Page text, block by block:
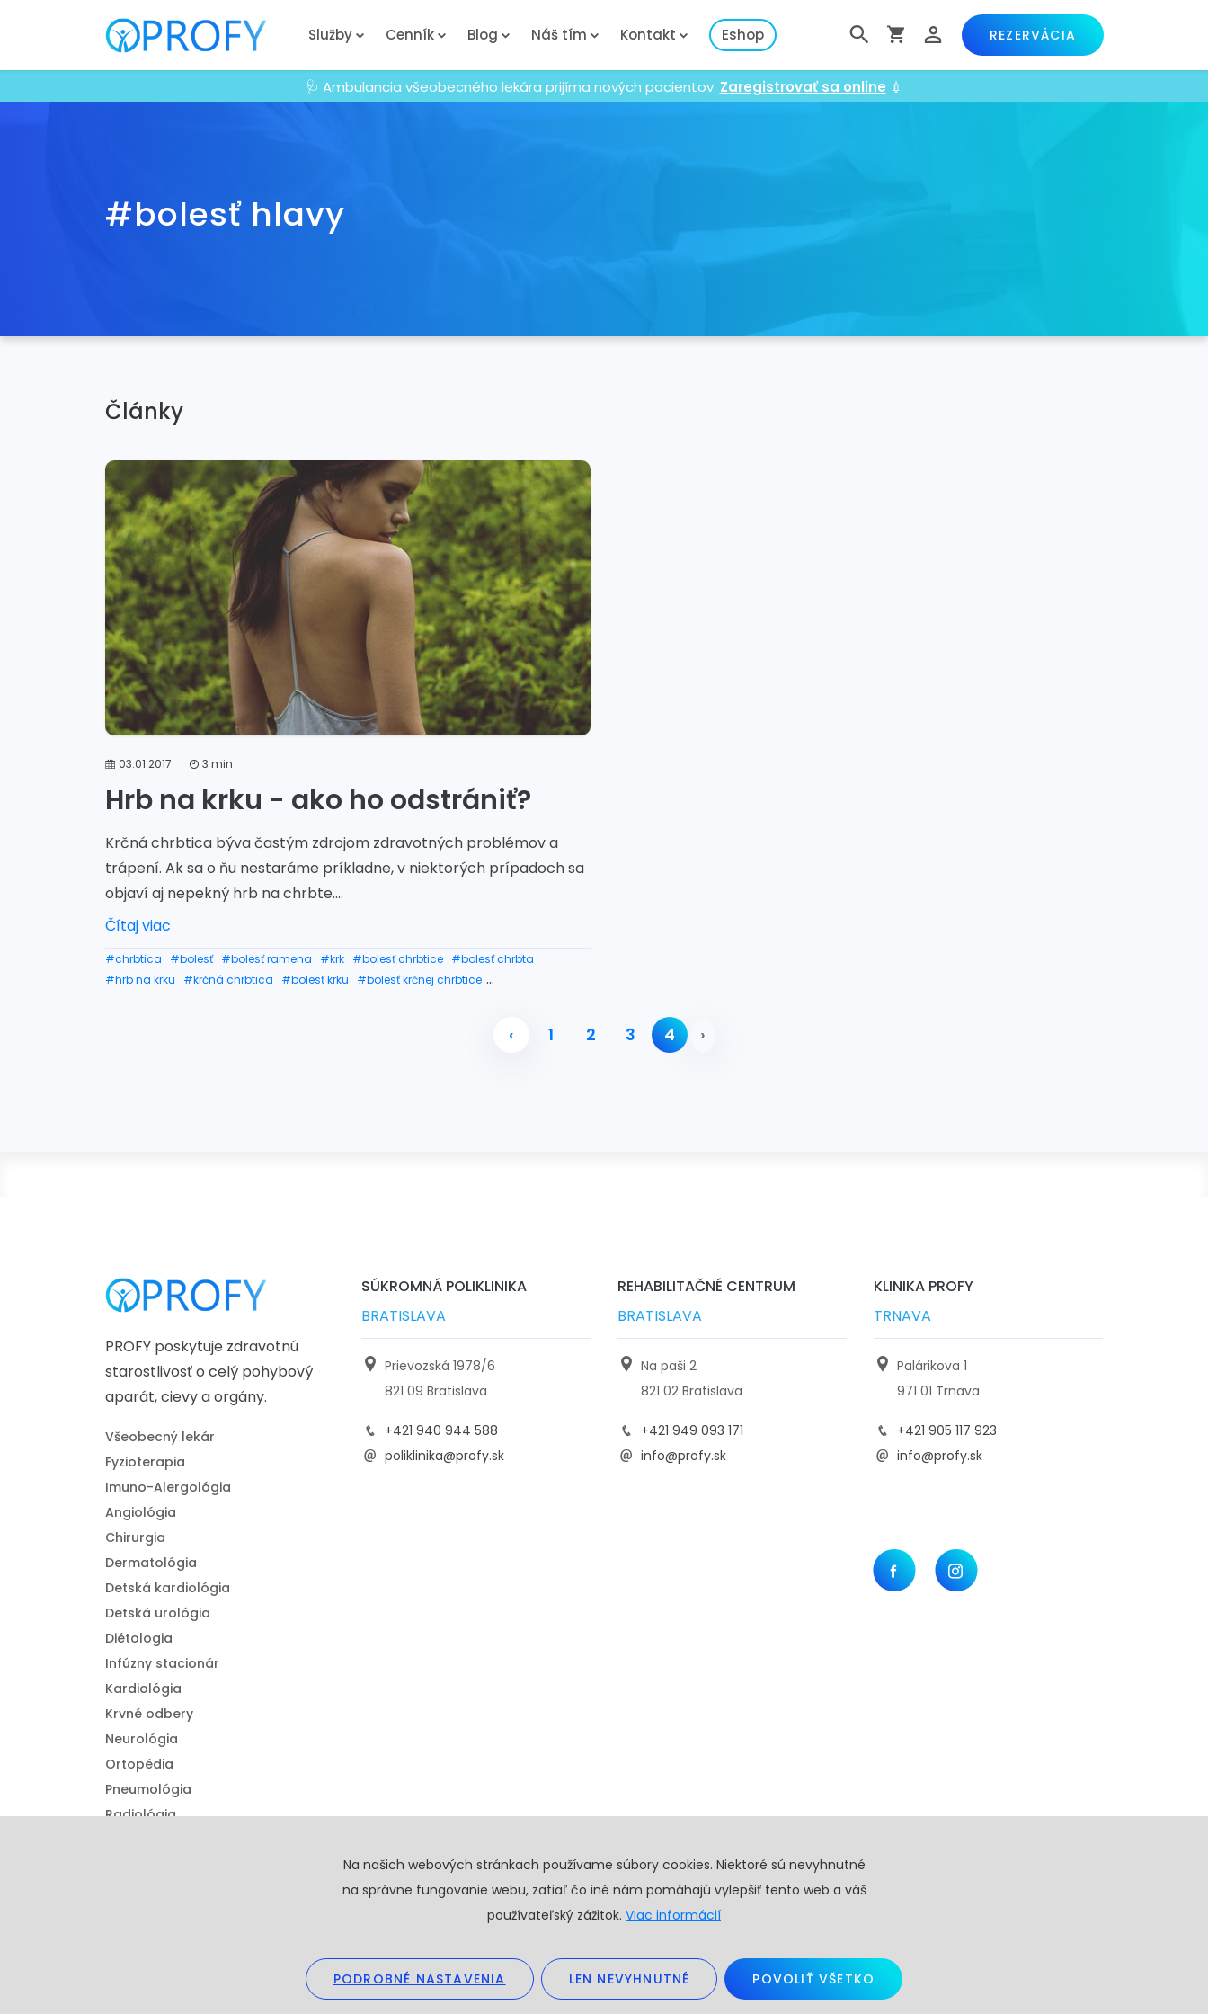
Služby Cenník Blog Náš tím Kontakt Eshop REZERVÁCIA
🩺 Ambulancia všeobecného lekára prijíma nových pacientov. Zaregistrovať sa online 💉
#bolesť hlavy
Články
03.01.2017 3 min
Hrb na krku - ako ho odstrániť?
Krčná chrbtica býva častým zdrojom zdravotných problémov a
trápení. Ak sa o ňu nestaráme príkladne, v niektorých prípadoch sa
objaví aj nepekný hrb na chrbte....
Čítaj viac
#chrbtica #bolesť #bolesť ramena #krk #bolesť chrbtice #bolesť chrbta
#hrb na krku
#krčná chrbtica #bolesť krku
#bolesť krčnej chrbtice
‹ 1 2 3 4 ›
PROFY poskytuje zdravotnú
starostlivosť o celý pohybový
aparát, cievy a orgány.
Všeobecný lekár
Fyzioterapia
Imuno-Alergológia
Angiológia
Chirurgia
Dermatológia
Detská kardiológia
Detská urológia
Diétologia
Infúzny stacionár
Kardiológia
Krvné odbery
Neurológia
Ortopédia
Pneumológia
Radiológia
SÚKROMNÁ POLIKLINIKA
BRATISLAVA
Prievozská 1978/6
821 09 Bratislava
+421 940 944 588
poliklinika@profy.sk
REHABILITAČNÉ CENTRUM
BRATISLAVA
Na paši 2
821 02 Bratislava
+421 949 093 171
info@profy.sk
KLINIKA PROFY
TRNAVA
Palárikova 1
971 01 Trnava
+421 905 117 923
info@profy.sk
Na našich webových stránkach používame súbory cookies. Niektoré sú nevyhnutné
na správne fungovanie webu, zatiaľ čo iné nám pomáhajú vylepšiť tento web a váš
používateľský zážitok. Viac informácií
PODROBNÉ NASTAVENIA LEN NEVYHNUTNÉ POVOLIŤ VŠETKO